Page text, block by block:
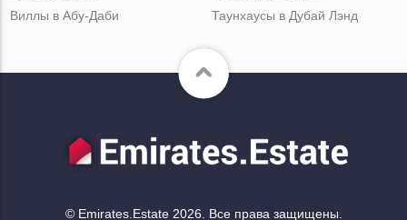
Виллы в Абу-Даби
Таунхаусы в Дубай Лэнд
© Emirates.Estate 2026. Все права защищены.